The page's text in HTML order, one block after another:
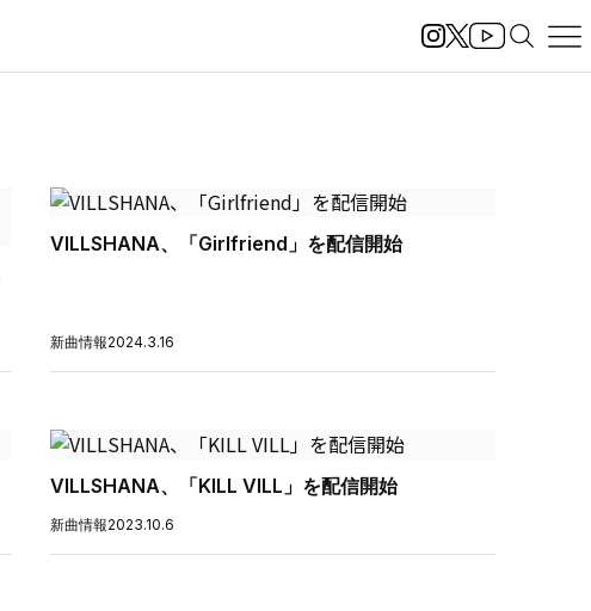
VILLSHANA、「Girlfriend」を配信開始
新曲情報2024.3.16
VILLSHANA、「KILL VILL」を配信開始
新曲情報2023.10.6